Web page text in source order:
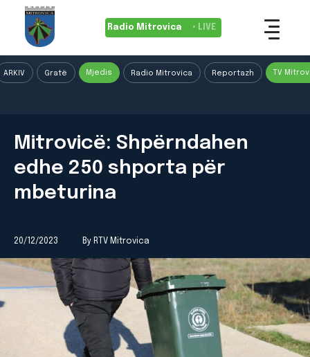
Radio Mitrovica • LIVE
ARKIV Gratë Mjedis Radio Mitrovica Reportazh TV
Mitrovicë: Shpërndahen
edhe 250 shporta për
mbeturina
20/12/2023 By RTV Mitrovica